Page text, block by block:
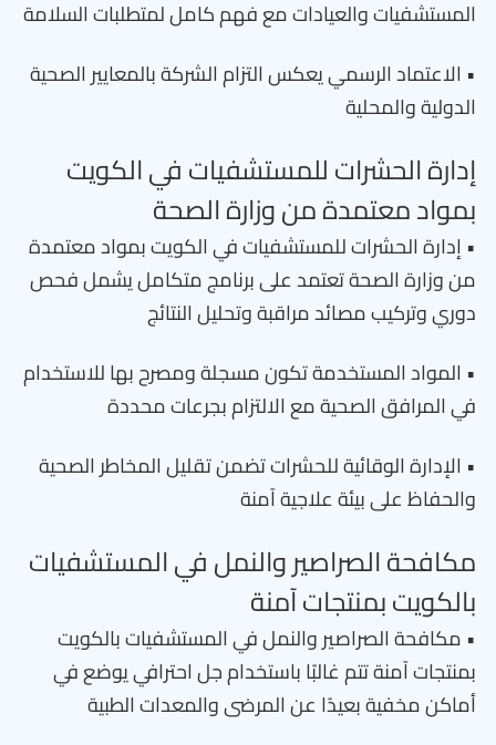
المستشفيات والعيادات مع فهم كامل لمتطلبات السلامة
• الاعتماد الرسمي يعكس التزام الشركة بالمعايير الصحية
الدولية والمحلية
إدارة الحشرات للمستشفيات في الكويت
بمواد معتمدة من وزارة الصحة
• إدارة الحشرات للمستشفيات في الكويت بمواد معتمدة
من وزارة الصحة تعتمد على برنامج متكامل يشمل فحص
دوري وتركيب مصائد مراقبة وتحليل النتائج
• المواد المستخدمة تكون مسجلة ومصرح بها للاستخدام
في المرافق الصحية مع الالتزام بجرعات محددة
• الإدارة الوقائية للحشرات تضمن تقليل المخاطر الصحية
والحفاظ على بيئة علاجية آمنة
مكافحة الصراصير والنمل في المستشفيات
بالكويت بمنتجات آمنة
• مكافحة الصراصير والنمل في المستشفيات بالكويت
بمنتجات آمنة تتم غالبًا باستخدام جل احترافي يوضع في
أماكن مخفية بعيدًا عن المرضى والمعدات الطبية